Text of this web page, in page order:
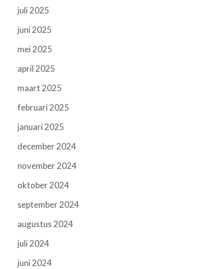
juli 2025
juni 2025
mei 2025
april 2025
maart 2025
februari 2025
januari 2025
december 2024
november 2024
oktober 2024
september 2024
augustus 2024
juli 2024
juni 2024